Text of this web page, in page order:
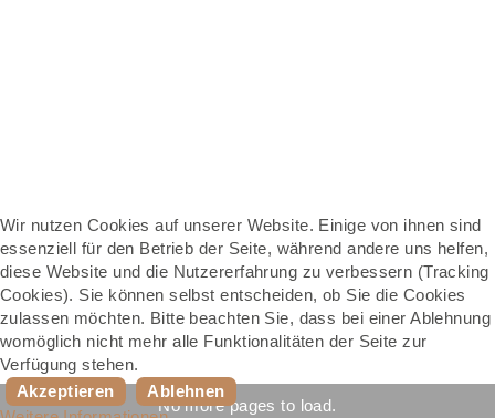
No more pages to load.
Wir nutzen Cookies auf unserer Website. Einige von ihnen sind
essenziell für den Betrieb der Seite, während andere uns helfen,
diese Website und die Nutzererfahrung zu verbessern (Tracking
Cookies). Sie können selbst entscheiden, ob Sie die Cookies
zulassen möchten. Bitte beachten Sie, dass bei einer Ablehnung
womöglich nicht mehr alle Funktionalitäten der Seite zur
Verfügung stehen.
Akzeptieren
Ablehnen